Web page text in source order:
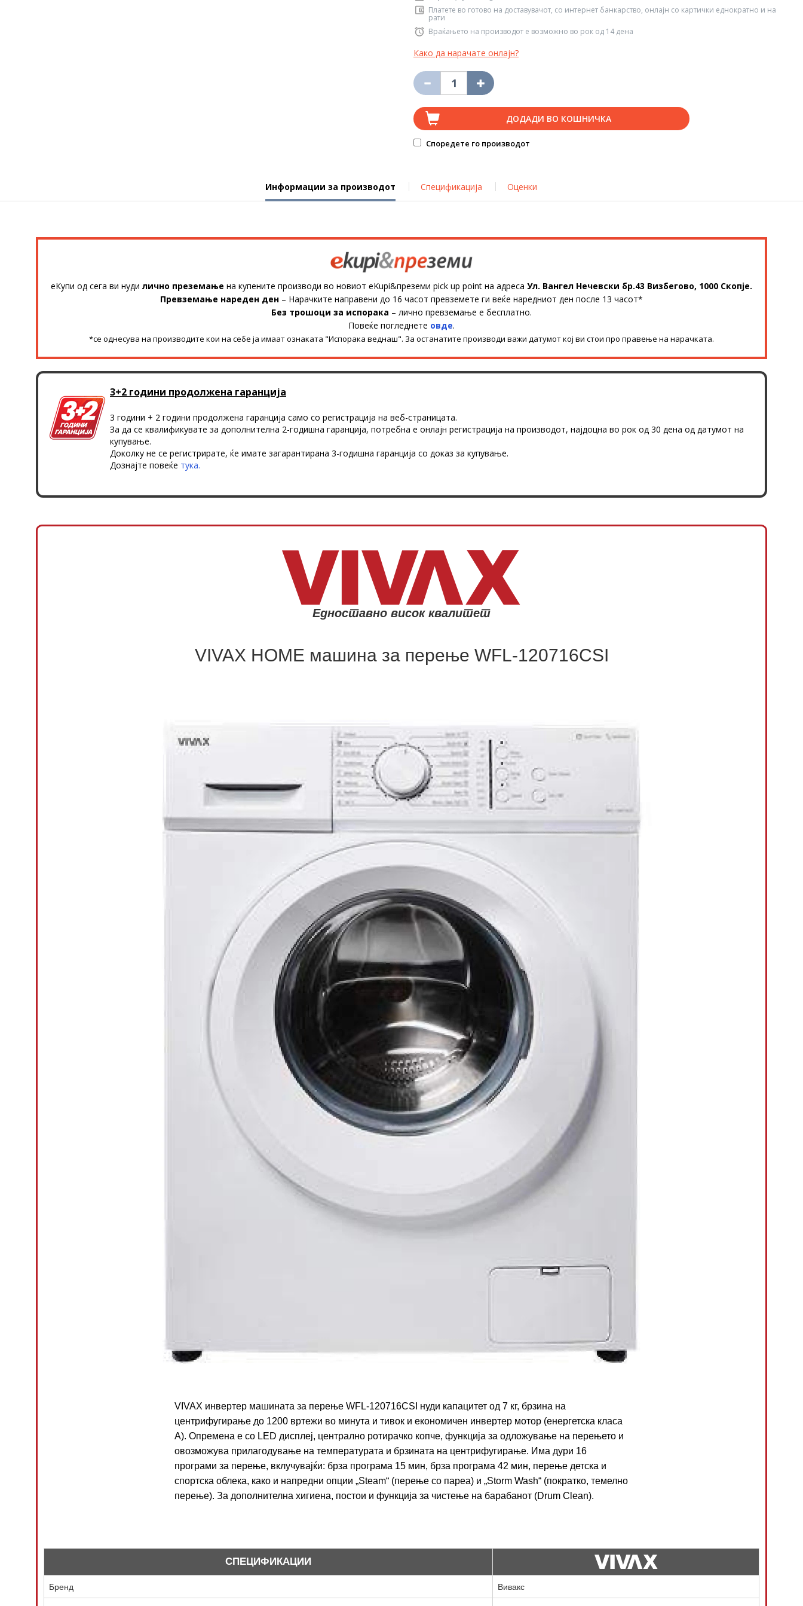
Платете во готово на доставувачот, со интернет банкарство, онлајн со картички еднократно и на
рати
Враќањето на производот е возможно во рок од 14 дена
Како да нарачате онлајн?
ДОДАДИ ВО КОШНИЧКА
Споредете го производот
Информации за производот Спецификација Оценки
еКупи од сега ви нуди лично преземање на купените производи во новиот eKupi&преземи pick up point на адреса Ул. Вангел Нечевски бр.43 Визбегово, 1000 Скопје.
Превземање нареден ден – Нарачките направени до 16 часот превземете ги веќе наредниот ден после 13 часот*
Без трошоци за испорака – лично превземање е бесплатно.
Повеќе погледнете овде.
*се однесува на производите кои на себе ја имаат ознаката "Испорака веднаш". За останатите производи важи датумот кој ви стои про правење на нарачката.
3+2 години продолжена гаранција
3 години + 2 години продолжена гаранција само со регистрација на веб-страницата.
За да се квалификувате за дополнителна 2-годишна гаранција, потребна е онлајн регистрација на производот, најдоцна во рок од 30 дена од датумот на
купување.
Доколку не се регистрирате, ќе имате загарантирана 3-годишна гаранција со доказ за купување.
Дознајте повеќе тука.
Едноставно висок квалитет
VIVAX HOME машина за перење WFL-120716CSI
VIVAX инвертер машината за перење WFL-120716CSI нуди капацитет од 7 кг, брзина на
центрифугирање до 1200 вртежи во минута и тивок и економичен инвертер мотор (енергетска класа
А). Опремена е со LED дисплеј, централно ротирачко копче, функција за одложување на перењето и
овозможува прилагодување на температурата и брзината на центрифугирање. Има дури 16
програми за перење, вклучувајќи: брза програма 15 мин, брза програма 42 мин, перење детска и
спортска облека, како и напредни опции „Steam“ (перење со пареа) и „Storm Wash“ (пократко, темелно
перење). За дополнителна хигиена, постои и функција за чистење на барабанот (Drum Clean).
СПЕЦИФИКАЦИИ
Бренд Вивакс